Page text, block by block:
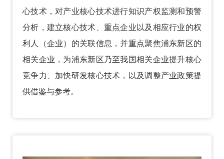
心技术，对产业核心技术进行知识产权监测和预警
分析，建立核心技术、重点企业以及相应行业的权
利人（企业）的关联信息，并重点聚焦浦东新区的
相关企业，为浦东新区乃至我国相关企业提升核心
竞争力、加快研发核心技术，以及调整产业政策提
供借鉴与参考。